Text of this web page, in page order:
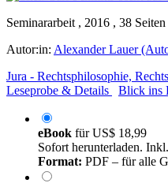
Seminararbeit , 2016 , 38
Autor:in: Alexander Lauer
Jura - Rechtsphilosophie,
Leseprobe & Details
Blick ins
eBook fürUS$ 18,99
Sofort herunterladen.
Format: PDF – für alle